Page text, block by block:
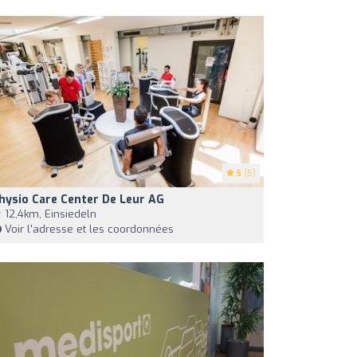
5 (5)
Care Center De Leur AG
12,4km, Einsiedeln
Voir l'adresse et les coordonnées